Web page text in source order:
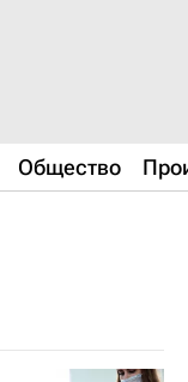
Общество